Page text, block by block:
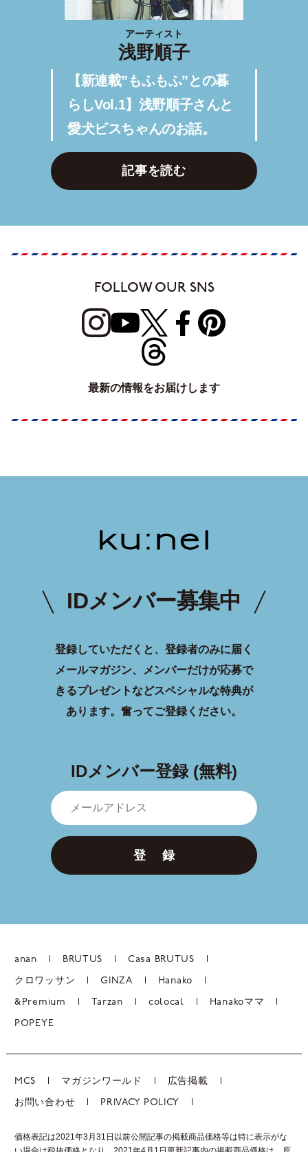
アーティスト
浅野順子
【新連載”もふもふ”との暮
らしVol.1】浅野順子さんと
愛犬ビスちゃんのお話。
記事を読む
FOLLOW OUR SNS
最新の情報をお届けします
IDメンバー募集中
登録していただくと、登録者のみに届く
メールマガジン、メンバーだけが応募で
きるプレゼントなどスペシャルな特典が
あります。 奮ってご登録ください。
IDメンバー登録 (無料)
登 録
anan BRUTUS Casa BRUTUS
クロワッサン GINZA Hanako
&Premium Tarzan colocal Hanakoママ
POPEYE
MCS マガジンワールド 広告掲載
お問い合わせ PRIVACY POLICY
価格表記は2021年3月31日以前公開記事の掲載商品価格等は特に表示がな